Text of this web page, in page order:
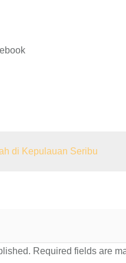
di Kepulauan Seribu
Required fields are